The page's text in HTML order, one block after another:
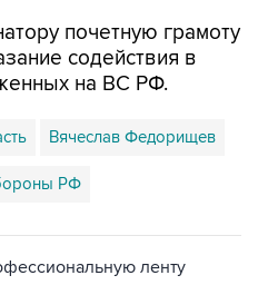
почетную грамоту
содействия в
на ВС РФ.
Вячеслав Федорищев
РФ
ленту